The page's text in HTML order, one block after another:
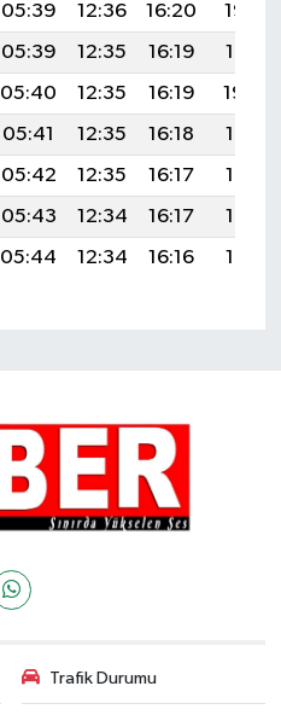
05:39 12:36 16:20
19:23
05:39 12:35 16:19
19:21
05:40 12:35 16:19
19:20
05:41 12:35 16:18
19:19
05:42 12:35 16:17
19:17
05:43 12:34 16:17
19:16
05:44 12:34 16:16 19:15
Trafik Durumu